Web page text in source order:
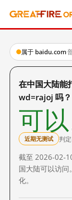
属于 baidu.com·
在中国大陆
wd=rajoj 吗？
可以
近期无测试 判
截至 2026-02-
国大陆可以访
化。